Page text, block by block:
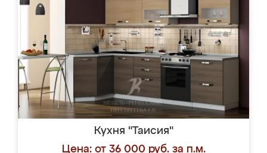
Кухня "Таисия"
Цена: от 36 000 руб. за п.м.